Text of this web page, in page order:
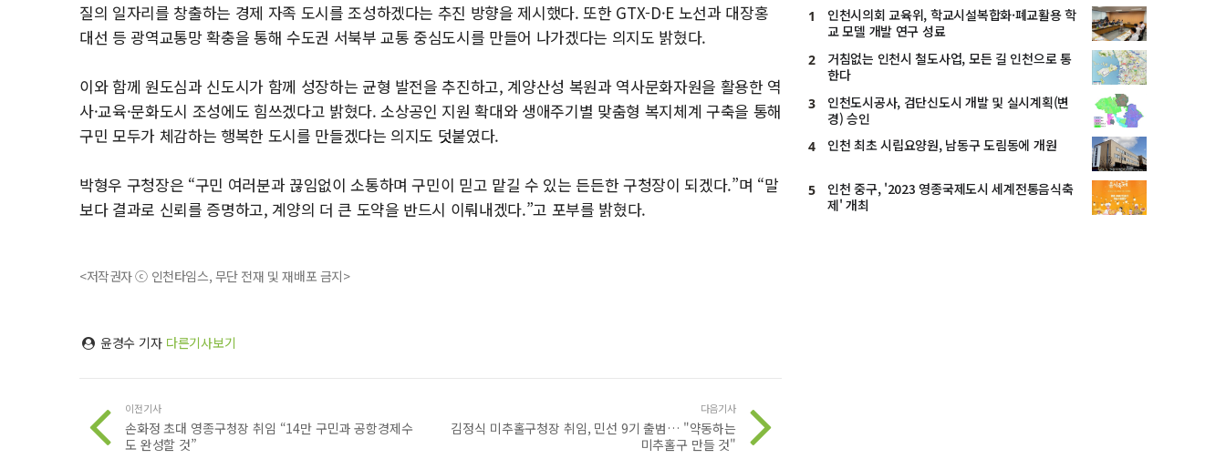
질의 일자리를 창출하는 경제 자족 도시를 조성하겠다는 추진 방향을 제시했다. 또한 GTX-D·E 노선과 대장홍
대선 등 광역교통망 확충을 통해 수도권 서북부 교통 중심도시를 만들어 나가겠다는 의지도 밝혔다.
이와 함께 원도심과 신도시가 함께 성장하는 균형 발전을 추진하고, 계양산성 복원과 역사문화자원을 활용한 역
사·교육·문화도시 조성에도 힘쓰겠다고 밝혔다. 소상공인 지원 확대와 생애주기별 맞춤형 복지체계 구축을 통해
구민 모두가 체감하는 행복한 도시를 만들겠다는 의지도 덧붙였다.
박형우 구청장은 “구민 여러분과 끊임없이 소통하며 구민이 믿고 맡길 수 있는 든든한 구청장이 되겠다.”며 “말
보다 결과로 신뢰를 증명하고, 계양의 더 큰 도약을 반드시 이뤄내겠다.”고 포부를 밝혔다.
<저작권자 ⓒ 인천타임스, 무단 전재 및 재배포 금지>
윤경수 기자 다른기사보기
이전기사
손화정 초대 영종구청장 취임 “14만 구민과 공항경제수
도 완성할 것”
다음기사
김정식 미추홀구청장 취임, 민선 9기 출범… "약동하는
미추홀구 만들 것"
1
인천시의회 교육위, 학교시설복합화·폐교활용 학
교 모델 개발 연구 성료
2
거침없는 인천시 철도사업, 모든 길 인천으로 통
한다
3
인천도시공사, 검단신도시 개발 및 실시계획(변
경) 승인
4 인천 최초 시립요양원, 남동구 도림동에 개원
5
인천 중구, '2023 영종국제도시 세계전통음식축
제' 개최